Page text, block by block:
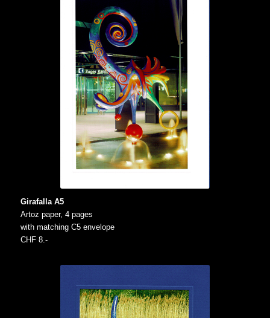
Girafalla A5
Artoz paper, 4 pages
with matching C5 envelope
CHF 8.-